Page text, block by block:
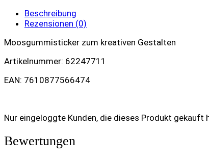
Beschreibung
Rezensionen (0)
Moosgummisticker zum kreativen Gestalten
Artikelnummer: 62247711
EAN: 7610877566474
Nur eingeloggte Kunden, die dieses Produkt gekauft
Bewertungen